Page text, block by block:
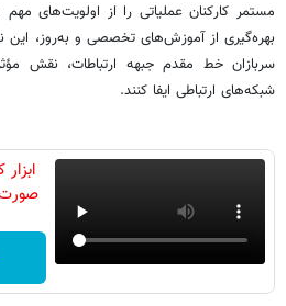
مستمر کارکنان عملیاتی را از اولویت‌های
بهره‌گیری از آموزش‌های تخصصی و به‌روز، این
سربازان خط مقدم جبهه ارتباطات، نقش
شبکه‌های ارتباطی ایفا کنند.
صورت